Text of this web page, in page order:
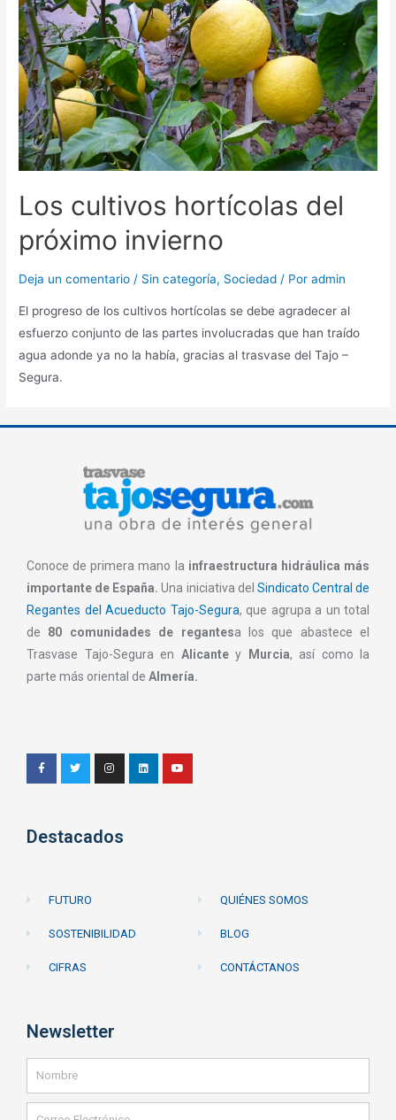
Los cultivos hortícolas del
próximo invierno
Deja un comentario / Sin categoría, Sociedad / Poradmin
El progreso de los cultivos hortícolas se debe agradecer al
esfuerzo conjunto de las partes involucradas que han traído
agua adonde ya no la había, gracias al trasvase del Tajo –
Segura.
Conoce de primera mano la infraestructura hidráulica más
importante de España.Una iniciativa del Sindicato Central de
Regantes del Acueducto Tajo-Segura, que agrupa a un total
de 80 comunidades de regantesa los que abastece el
Trasvase Tajo-Segura en Alicante y Murcia, así como la
parte más oriental de Almería.
Destacados
FUTURO
SOSTENIBILIDAD
CIFRAS
QUIÉNES SOMOS
BLOG
CONTÁCTANOS
Newsletter